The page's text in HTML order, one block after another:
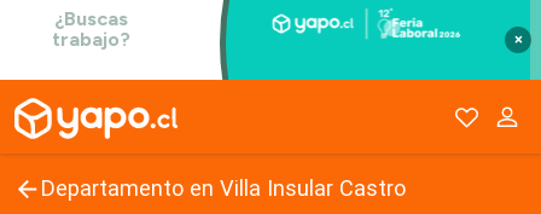
×
Departamento en Villa Insular Castro